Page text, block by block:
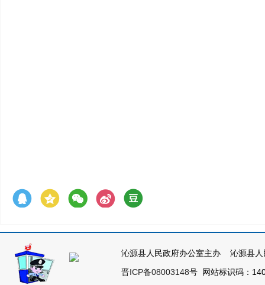
沁源县人民政府办公室主办 沁源县
晋ICP备08003148号 网站标识码：